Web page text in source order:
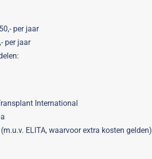
per jaar
per jaar
International
ELITA, waarvoor extra kosten gelden)